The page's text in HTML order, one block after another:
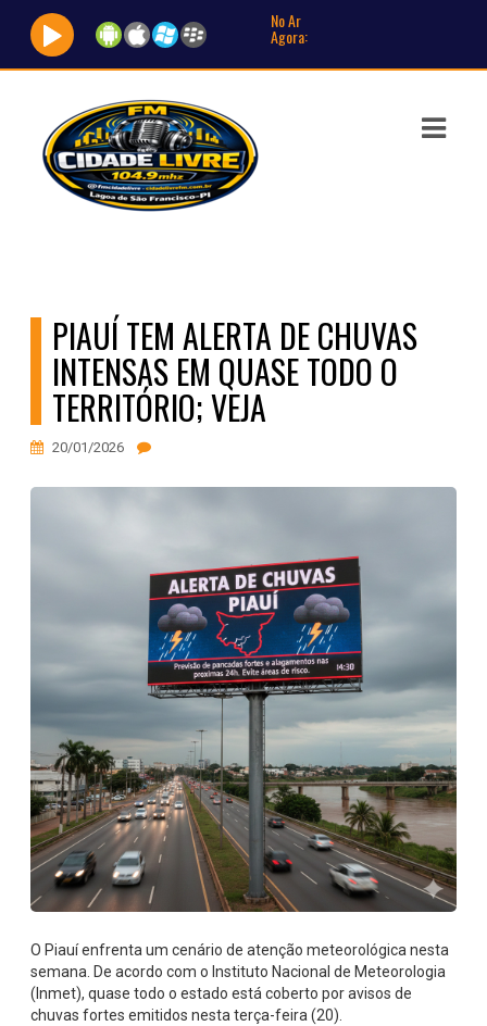
No Ar
Agora:
PIAUÍ TEM ALERTA DE CHUVAS
INTENSAS EM QUASE TODO O
TERRITÓRIO; VEJA
20/01/2026
O Piauí enfrenta um cenário de atenção meteorológica nesta
semana. De acordo com o Instituto Nacional de Meteorologia
(Inmet), quase todo o estado está coberto por avisos de
chuvas fortes emitidos nesta terça-feira (20).